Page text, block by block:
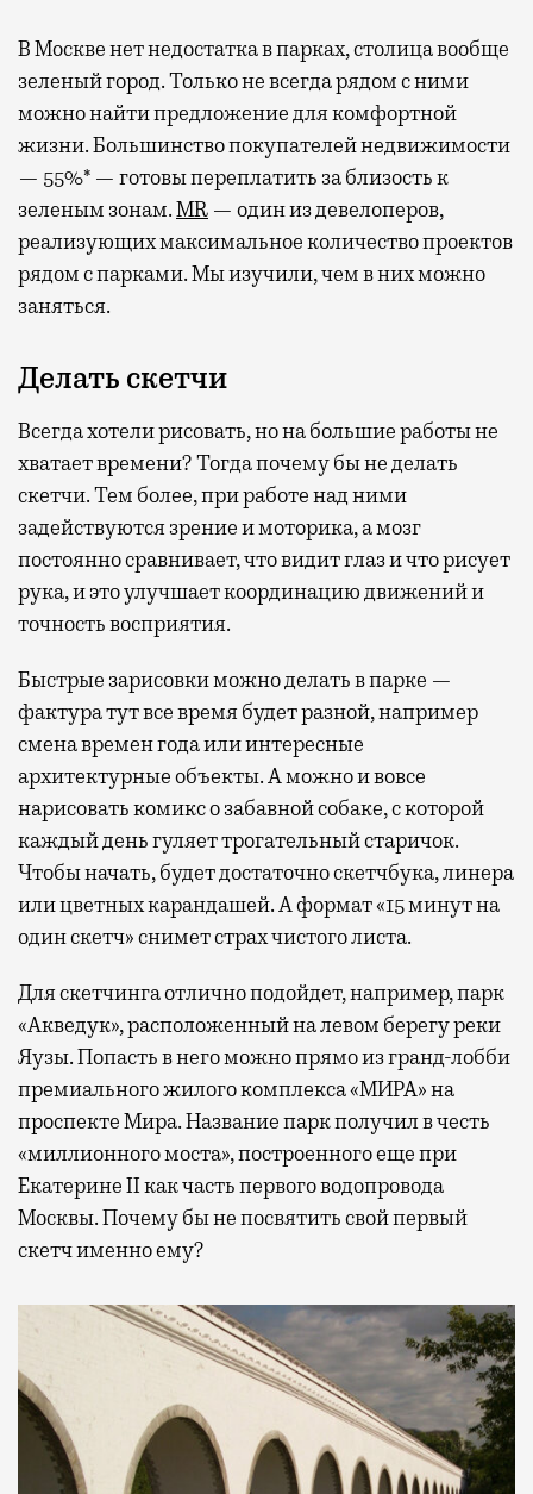
В Москве нет недостатка в парках, столица вообще
зеленый город. Только не всегда рядом с ними
можно найти предложение для комфортной
жизни. Большинство покупателей недвижимости
— 55%* — готовы переплатить за близость к
зеленым зонам.MR — один из девелоперов,
реализующих максимальное количество проектов
рядом с парками. Мы изучили, чем в них можно
заняться.
Делать скетчи
Всегда хотели рисовать, но на большие работы не
хватает времени? Тогда почему бы не делать
скетчи. Тем более, при работе над ними
задействуются зрение и моторика, а мозг
постоянно сравнивает, что видит глаз и что рисует
рука, и это улучшает координацию движений и
точность восприятия.
Быстрые зарисовки можно делать в парке —
фактура тут все время будет разной, например
смена времен года или интересные
архитектурные объекты. А можно и вовсе
нарисовать комикс о забавной собаке, с которой
каждый день гуляет трогательный старичок.
Чтобы начать, будет достаточно скетчбука, линера
или цветных карандашей. А формат «15 минут на
один скетч» снимет страх чистого листа.
Для скетчинга отлично подойдет, например, парк
«Акведук», расположенный на левом берегу реки
Яузы. Попасть в него можно прямо из гранд-лобби
премиального жилого комплекса «МИРА» на
проспекте Мира. Название парк получил в честь
«миллионного моста», построенного еще при
Екатерине II как часть первого водопровода
Москвы. Почему бы не посвятить свой первый
скетч именно ему?